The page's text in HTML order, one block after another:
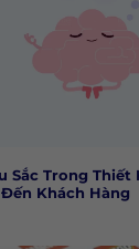
Sắc Trong Thiết
Khách Hàng